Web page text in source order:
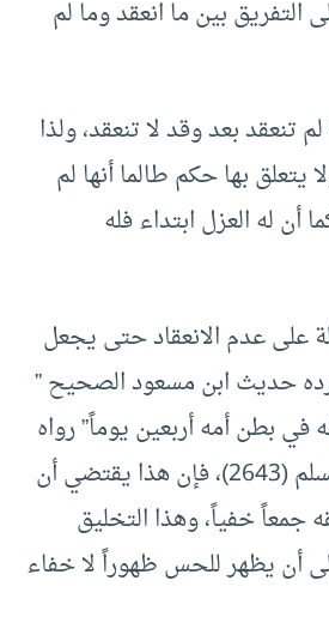
التفريق بين ما انعقد وما لم
تنعقد بعد وقد لا تنعقد، ولذا
بها حكم طالما أنها لم
أن له العزل ابتداء فله
على عدم الانعقاد حتى يجعل
حديث ابن مسعود الصحيح ”
بطن أمه أربعين يوماً” رواه
البخاري (3208)، ومسلم (2643)، فإن هذا يقتضي أن
جمعاً خفياً، وهذا التخليق
أن يظهر للحس ظهوراً لا خفاء